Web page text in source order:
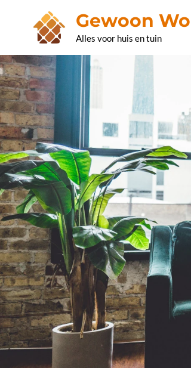
inhoud
Gewoon
Alles voor huis en tuin